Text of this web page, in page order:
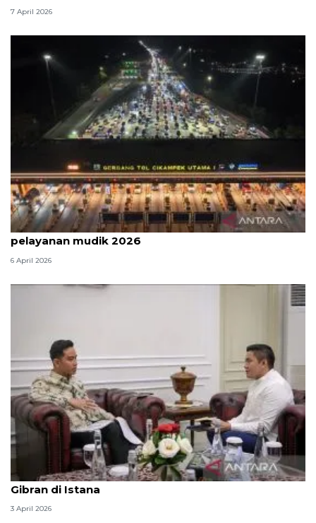
7 April 2026
Survei: 88,8 persen responden puas dengan
pelayanan mudik 2026
6 April 2026
Seskab Teddy silaturahmi Idul Fitri ke Wapres
Gibran di Istana
3 April 2026